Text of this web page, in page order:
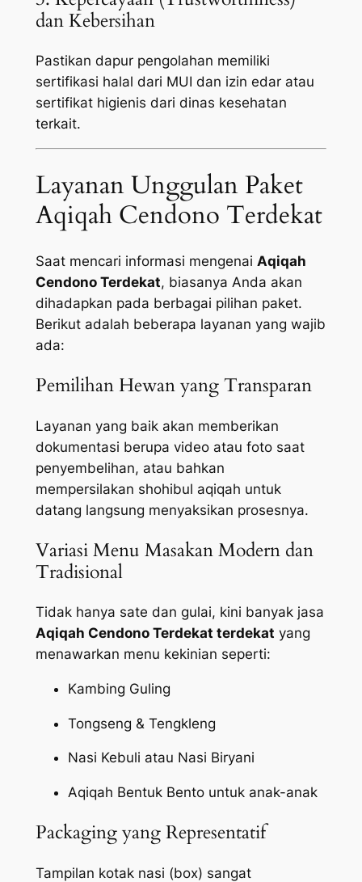
dan Kebersihan
Pastikan dapur pengolahan memiliki
sertifikasi halal dari MUI dan izin edar atau
sertifikat higienis dari dinas kesehatan
terkait.
Layanan Unggulan Paket
Aqiqah Cendono Terdekat
Saat mencari informasi mengenai Aqiqah
Cendono Terdekat, biasanya Anda akan
dihadapkan pada berbagai pilihan paket.
Berikut adalah beberapa layanan yang wajib
ada:
Pemilihan Hewan yang Transparan
Layanan yang baik akan memberikan
dokumentasi berupa video atau foto saat
penyembelihan, atau bahkan
mempersilakan shohibul aqiqah untuk
datang langsung menyaksikan prosesnya.
Variasi Menu Masakan Modern dan
Tradisional
Tidak hanya sate dan gulai, kini banyak jasa
Aqiqah Cendono Terdekat terdekat yang
menawarkan menu kekinian seperti:
Kambing Guling
Tongseng & Tengkleng
Nasi Kebuli atau Nasi Biryani
Aqiqah Bentuk Bento untuk anak-anak
Packaging yang Representatif
Tampilan kotak nasi (box) sangat